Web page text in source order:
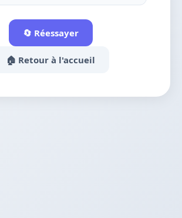
🔄 Réessayer
🏠 Retour à l'accueil